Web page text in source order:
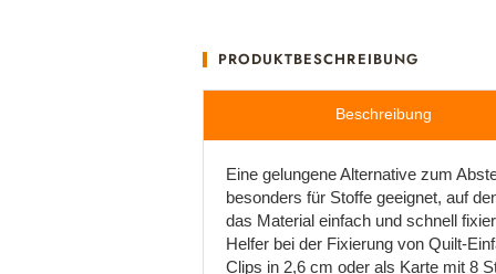
PRODUKTBESCHREIBUNG
Beschreibung
Eine gelungene Alternative zum
besonders für Stoffe geeignet, auf
das Material einfach und schnell
Helfer bei der Fixierung von Quilt-
Clips in 2,6 cm oder als Karte mit 8